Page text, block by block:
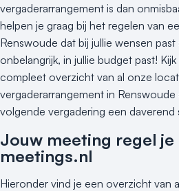
vergaderarrangement is dan
helpen je graag bij het regelen van
Renswoude dat bij jullie wensen
onbelangrijk, in jullie budget past!
compleet overzicht van al onze
vergaderarrangement in
volgende vergadering een daverend
Jouw meeting regel je
meetings.nl
Hieronder vind je een overzicht van